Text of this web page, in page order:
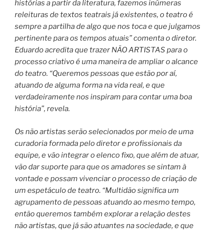
histórias a partir da literatura, fazemos inúmeras
releituras de textos teatrais já existentes, o teatro é
sempre a partilha de algo que nos toca e que julgamos
pertinente para os tempos atuais” comenta o diretor.
Eduardo acredita que trazer NÃO ARTISTAS para o
processo criativo é uma maneira de ampliar o alcance
do teatro. “Queremos pessoas que estão por aí,
atuando de alguma forma na vida real, e que
verdadeiramente nos inspiram para contar uma boa
história”, revela.
Os não artistas serão selecionados por meio de uma
curadoria formada pelo diretor e profissionais da
equipe, e vão integrar o elenco fixo, que além de atuar,
vão dar suporte para que os amadores se sintam à
vontade e possam vivenciar o processo de criação de
um espetáculo de teatro. “Multidão significa um
agrupamento de pessoas atuando ao mesmo tempo,
então queremos também explorar a relação destes
não artistas, que já são atuantes na sociedade, e que